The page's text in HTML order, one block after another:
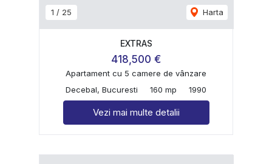
1 / 25 Harta
EXTRAS
418,500 €
Apartament cu 5 camere de vânzare
Decebal, Bucuresti
160 mp 1990
Vezi mai multe detalii